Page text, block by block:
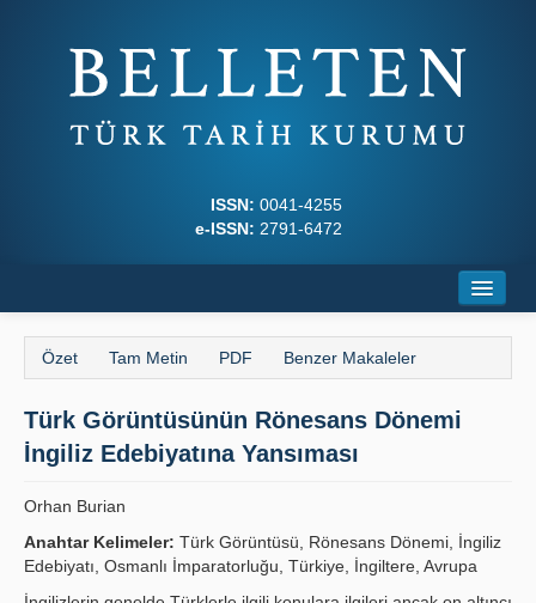
ISSN: 0041-4255
e-ISSN: 2791-6472
Hakkında
Dergi Kurulları
Yazım Kuralları
Yayın Politikaları
Özet Tam Metin PDF Benzer Makaleler
Türk Görüntüsünün Rönesans Dönemi
İngiliz Edebiyatına Yansıması
Orhan Burian
Anahtar Kelimeler: Türk Görüntüsü, Rönesans Dönemi, İngiliz
Edebiyatı, Osmanlı İmparatorluğu, Türkiye, İngiltere, Avrupa